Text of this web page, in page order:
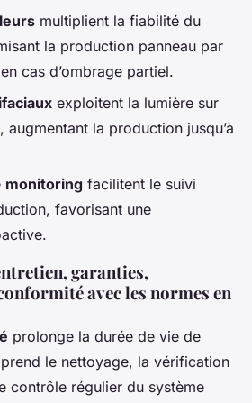
multiplient la fiabilité du
la production panneau par
cas d’ombrage partiel.
exploitent la lumière sur
augmentant la production jusqu’à
monitoring facilitent le suivi
favorisant une
garanties,
avec les normes en
prolonge la durée de vie de
le nettoyage, la vérification
contrôle régulier du système